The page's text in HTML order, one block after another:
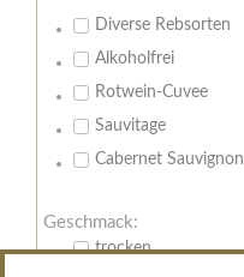
Diverse Rebsorten
Alkoholfrei
Rotwein-Cuvee
Sauvitage
Cabernet Sauvignon
Geschmack:
trocken